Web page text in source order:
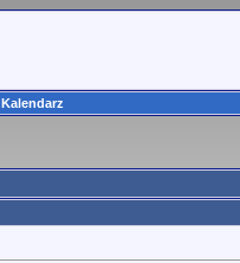
Kalendarz